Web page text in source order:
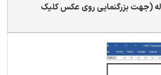
(جهت بزرگنمایی روی عکس کلیک